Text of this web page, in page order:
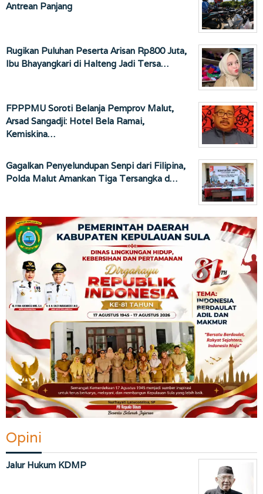
Antrean Panjang
Rugikan Puluhan Peserta Arisan Rp800 Juta,
Ibu Bhayangkari di Halteng Jadi Tersa…
FPPPMU Soroti Belanja Pemprov Malut,
Arsad Sangadji: Hotel Bela Ramai,
Kemiskina…
Gagalkan Penyelundupan Senpi dari Filipina,
Polda Malut Amankan Tiga Tersangka d…
Opini
Jalur Hukum KDMP